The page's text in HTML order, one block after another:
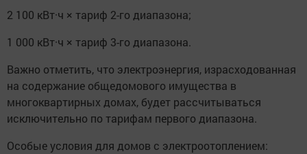
2 100 кВт·ч × тариф 2-го диапазона;
1 000 кВт·ч × тариф 3-го диапазона.
Важно отметить, что электроэнергия, израсходованная
на содержание общедомового имущества в
многоквартирных домах, будет рассчитываться
исключительно по тарифам первого диапазона.
Особые условия для домов с электроотоплением: